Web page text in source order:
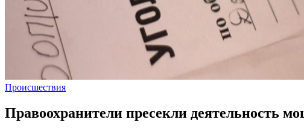
Происшествия
Правоохранители пресекли деятельность